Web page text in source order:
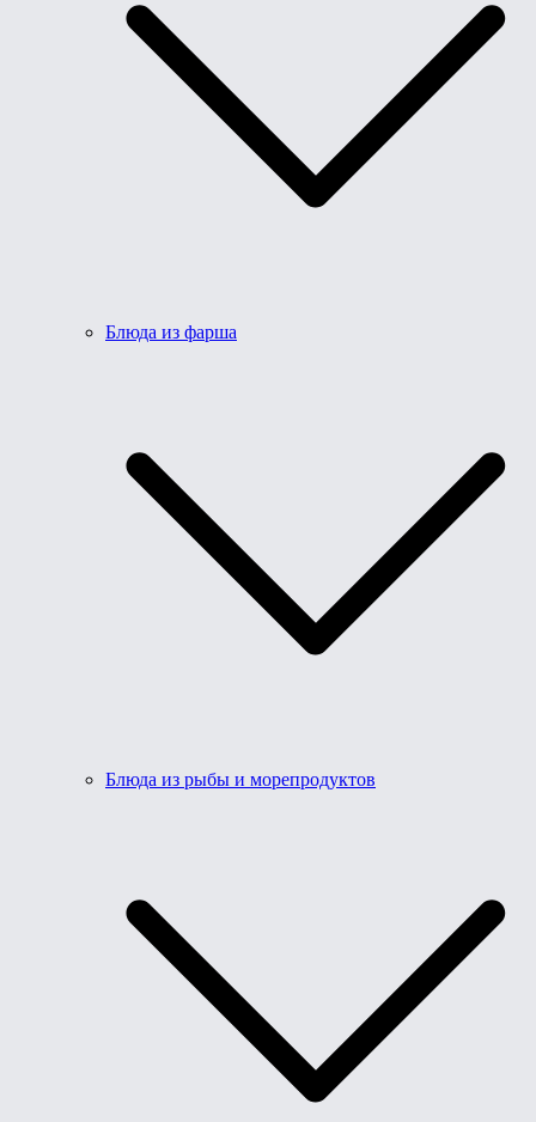
Блюда из фарша
Блюда из рыбы и морепродуктов